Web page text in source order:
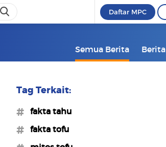
Daftar MPC
Semua Berita Berita
Tag Terkait:
#fakta tahu
#fakta tofu